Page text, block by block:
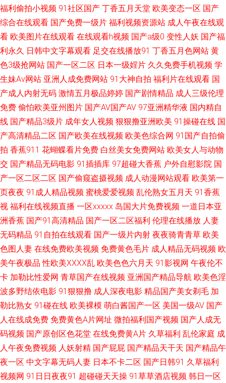
ts人妖在线播放 91主播福利视频 免费福利A片导航 91男和91女色情 九九精
品九九 91nAV片 国产欧美香蕉视频 91色猫 青娱乐福利导航91 91亚洲精品
婷婷在线 人妻无玛 97色色com 涩情av A福利在线看 91亚洲情侣偷拍久久 青
青草原黄色视频 97资源亚洲综合 五月丁香国产一区二区 91导航成人 一区一
区一去一区 大香蕉伊人婷婷 三级无码不卡 www91豆花com 蜜臀久久99精品
色黑人在线播放 成人网站免费看片91 国产在线小视频 国产精品久 亚洲黄色
成人小说网站 91传媒视频免费观看 91TV网站 91精品熟妇视频 久久密欧洲
91九色海角社区 国产精品欧美久久 先锋激情资原 AV福利网址 日韩色情妈妈
91麻豆精品久久 国产熟女精品在线 伊人久久青青草大香蕉 国产99在线精品
视频 青青草大香蕉伊人av 91蜜臀网 精品日韩 91传媒视频免费在线观看 极品
美女射 91R黄瓜视频 国产91AV在线播放 亚洲婷婷综合网 www婷婷五月 熟
女一区二区三区 91五月天超碰 欧美另类性交 91九色海角 国内一级TT 91小
仙女丝袜 91自视频导航 欧美动作A级片 91A级视频 成人在线视频网站 日本
福利偷拍小视频 91社区国产 丁香五月天堂 欧美变态一区 国产
综合在线观看 国产免费一级片 福利视频资源站 成人午夜在线观
看 欧美图片在线观看 在线观看h视频 国产a级0 变性人妖 国产福
利永久 日韩中文字幕观看 足交在线播放91 丁香五月色网站 黄
色3级抢网站 国产一区二区 日本一级婬片 久久免费手机视频 学
生妹Av网站 亚洲人成免费网站 91大神自拍 福利片在线观看 国
产成人内射无码 激情五月极品婷婷 国产剧情精品 成人三级伦理
免费 偷怕欧美亚州图片 国产AV国产AV 97亚洲精华液 国内精自
线 国产精品3级片 成年女人视频 狠狠撸亚洲欧美 91操碰在线 国
产高清精品二区 国产欧美在线视频 欧美色综合网 91国产自拍偷
拍 香蕉911 花蝴蝶看片免费 白丝美女免费网站 欧美女人与动物
交 国产精品无码电影 91插插库 97超碰大香蕉 户外自慰影院 国
产一区二区二区 国产偷窥盗摄视频 成人动漫网站观看 欧美第一
页夜夜 91成人精品视频 蜜桃爱爱视频 乱伦熟女五月天 91香蕉
视 福利在线视频直播 一区xxxxx 岛国大片免费视频 一道日本亚
洲香蕉 国产91高清精品 国产一区二区福利 伦理在线播放 人妻
无码精品 91自拍在线观看 国产一级片内射 夜夜骑青青草 欧美
色图人妻 在线免费欧美视频 免费黄色毛片 成人精品无码视频 欧
美午夜极品 性欧美ⅩⅩⅩⅩ乱 欧美色色六月天 91影视网 午夜伦不
卡 加勒比性爱网 青草国产在线视频 亚洲国产精品导航 欧美色淫
波多野结依电影 91狠狠撸 成人深夜电影 精品国产美女剃毛 加
勒比熟女 91碰在线 欧美裸模 萌白酱国产一区 美国一级AV 国产
人在线成免费 免费黄色A片网址 微拍福利国产视频 国产人成无
码视频 国产原创区色花堂 在线免费黄A片 久草福利 乱伦家庭 成
人午夜免费视频 人妖射精 国产屁屁 国产精品天干天 国产精品午
夜一区 中文字幕无码人妻 日本不卡二区 国产日韩91 久草福利
视频网 91日日夜夜91 超碰碰天天操 91草草酒店视频 韩日一区